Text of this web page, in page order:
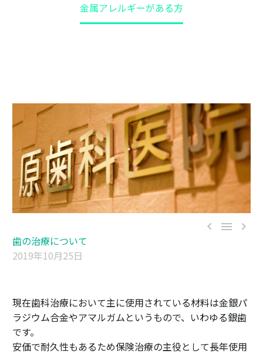
金属アレルギーがある方
  
歯の治療について
2019年10月25日
現在歯科治療において主に使用されている材料は金銀パ
ラジウム合金やアマルガムというもので、いわゆる銀歯
です。
安価で耐久性もあるため保険治療の主役として長年使用